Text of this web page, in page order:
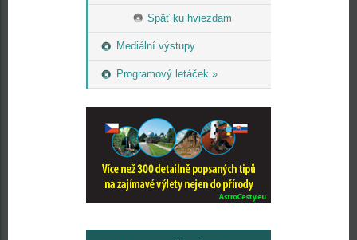
Späť ku hviezdam
Mediální výstupy
Programový letáček »